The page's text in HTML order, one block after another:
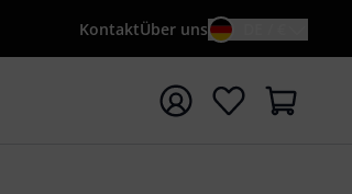
KontaktÜber uns
starten